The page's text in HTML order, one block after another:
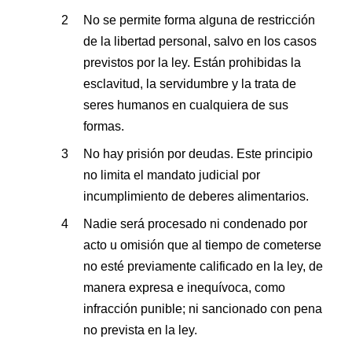
No se permite forma alguna de restricción
de la libertad personal, salvo en los casos
previstos por la ley. Están prohibidas la
esclavitud, la servidumbre y la trata de
seres humanos en cualquiera de sus
formas.
No hay prisión por deudas. Este principio
no limita el mandato judicial por
incumplimiento de deberes alimentarios.
Nadie será procesado ni condenado por
acto u omisión que al tiempo de cometerse
no esté previamente calificado en la ley, de
manera expresa e inequívoca, como
infracción punible; ni sancionado con pena
no prevista en la ley.